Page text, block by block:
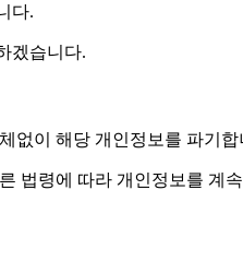
다.
겠습니다.
없이 해당 개인정보를 파기합
법령에 따라 개인정보를 계